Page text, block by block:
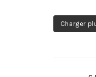
Charger